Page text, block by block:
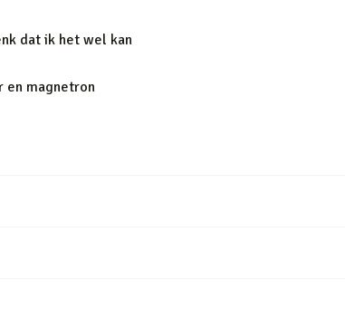
dat ik het wel kan
en magnetron